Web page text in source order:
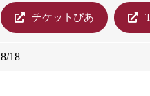
チケットぴあ
8/18